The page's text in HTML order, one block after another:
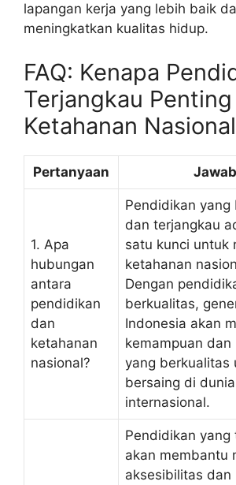
lapangan kerja yang lebih baik
meningkatkan kualitas hidup.
FAQ: Kenapa
Terjangkau
Ketahanan
Pertanyaan
1. Apa
hubungan
antara
pendidikan
dan
ketahanan
nasional?
Pendidikan yang
dan terjangkau
satu kunci untuk
ketahanan
Dengan
berkualitas,
Indonesia akan
kemampuan dan
yang berkualitas
bersaing di dunia
internasional.
Pendidikan yang
akan membantu
aksesibilitas dan